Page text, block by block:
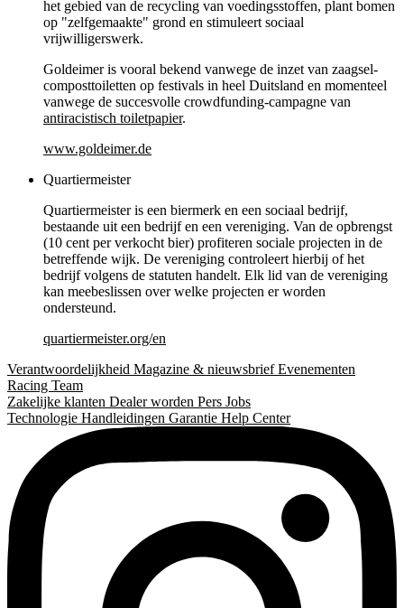
het gebied van de recycling van voedingsstoffen, plant bomen
op "zelfgemaakte" grond en stimuleert sociaal
vrijwilligerswerk.
Goldeimer is vooral bekend vanwege de inzet van zaagsel-
composttoiletten op festivals in heel Duitsland en momenteel
vanwege de succesvolle crowdfunding-campagne van
antiracistisch toiletpapier.
www.goldeimer.de
Quartiermeister
Quartiermeister is een biermerk en een sociaal bedrijf,
bestaande uit een bedrijf en een vereniging. Van de opbrengst
(10 cent per verkocht bier) profiteren sociale projecten in de
betreffende wijk. De vereniging controleert hierbij of het
bedrijf volgens de statuten handelt. Elk lid van de vereniging
kan meebeslissen over welke projecten er worden
ondersteund.
quartiermeister.org/en
Verantwoordelijkheid Magazine & nieuwsbriefEvenementen
Racing Team
Zakelijke klanten Dealer worden Pers Jobs
Technologie Handleidingen Garantie Help Center